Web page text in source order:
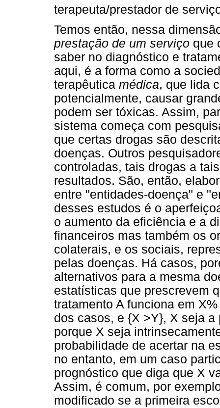
terapeuta/prestador de
Temos então, nessa
prestação de um serviço que
saber no diagnóstico e
aqui, é a forma como a
terapêutica médica, que lida
potencialmente, causar
podem ser tóxicas. Assim,
sistema começa com
que certas drogas são
doenças. Outros
controladas, tais drogas a
resultados. São, então,
entre "entidades-doença" e
desses estudos é o
o aumento da eficiência e a
financeiros mas também os
colaterais, e os sociais,
pelas doenças. Há casos,
alternativos para a mesma
estatísticas que prescrevem
tratamento A funciona em
dos casos, e {X >Y}, X seja
porque X seja
probabilidade de acertar na
no entanto, em um caso
prognóstico que diga que X
Assim, é comum, por
modificado se a primeira